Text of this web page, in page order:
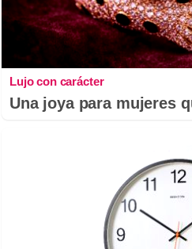
Lujo con carácter
Una joya para mujeres